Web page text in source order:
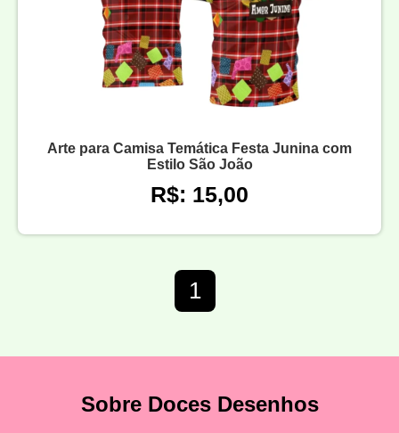
Arte para Camisa Temática Festa Junina com
Estilo São João
R$: 15,00
1
Sobre Doces Desenhos